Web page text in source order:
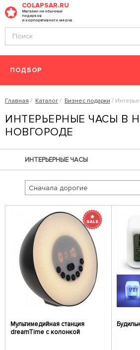
COLAPSAR.RU
Магазин необычных
подарков
и корпоративного мерча
ПОДБОР
Главная Каталог Бизнес подарки
ИНТЕРЬЕРНЫЕ ЧАСЫ В
НОВГОРОДЕ
ИНТЕРЬЕРНЫЕ ЧАСЫ
Мультимедийная станция
dreamTime с колонкой